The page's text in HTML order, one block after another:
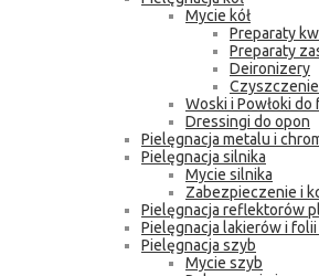
Mycie kół
Preparaty
Preparaty
Deironizery
Woski i Powłoki do
Dressingi do opon
Pielęgnacja metalu i
Pielęgnacja silnika
Mycie silnika
Zabezpieczenie i
Pielęgnacja reflektorów
Pielęgnacja lakierów i
Pielęgnacja szyb
Mycie szyb